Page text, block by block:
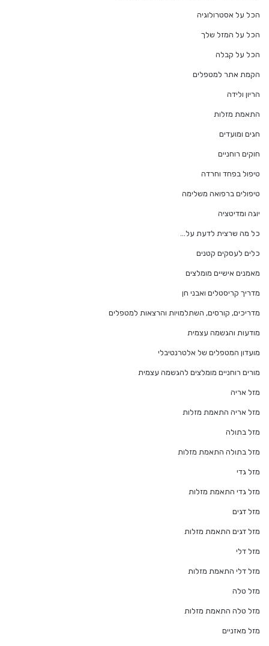
הכל על אסטרולוגיה
הכל על המזל שלך
הכל על קבלה
הקמת אתר למטפלים
הריון ולידה
התאמת מזלות
חגים ומועדים
חוקים רוחניים
טיפול בפחד וחרדה
טיפולים ברפואה משלימה
יוגה ומדיטציה
כל מה שרצית לדעת על…
כלים לעסקים קטנים
מאמנים אישיים מומלצים
מדריך קריסטלים ואבני חן
מדריכים, קורסים, השתלמויות והרצאות למטפלים
מודעות והגשמה עצמית
מועדון המטפלים של אלטרנטיבלי
מורים רוחניים מומלצים להגשמה עצמית
מזל אריה
מזל אריה התאמת מזלות
מזל בתולה
מזל בתולה התאמת מזלות
מזל גדי
מזל גדי התאמת מזלות
מזל דגים
מזל דגים התאמת מזלות
מזל דלי
מזל דלי התאמת מזלות
מזל טלה
מזל טלה התאמת מזלות
מזל מאזניים